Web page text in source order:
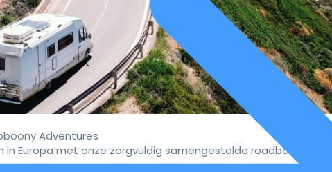
Adventures
Europa met onze zorgvuldig samengestelde roadbooks.